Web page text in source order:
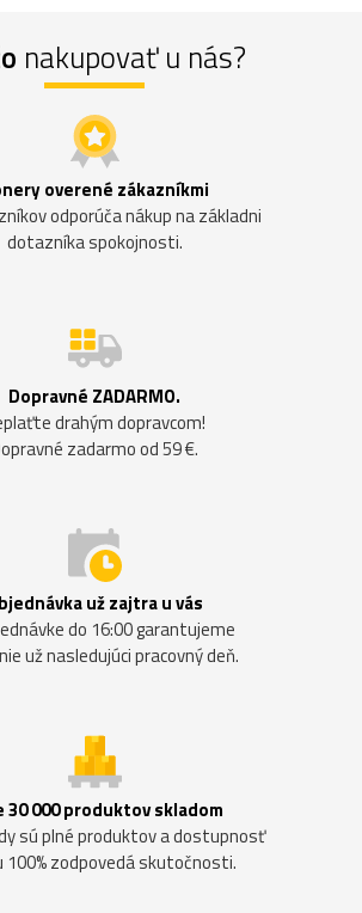
nakupovať u nás?
overené zákazníkmi
odporúča nákup na základni
dotazníka spokojnosti.
Dopravné ZADARMO.
drahým dopravcom!
zadarmo od 59 €.
už zajtra u vás
do 16:00 garantujeme
už nasledujúci pracovný deň.
30 000 produktov skladom
sú plné produktov a dostupnosť
100% zodpovedá skutočnosti.